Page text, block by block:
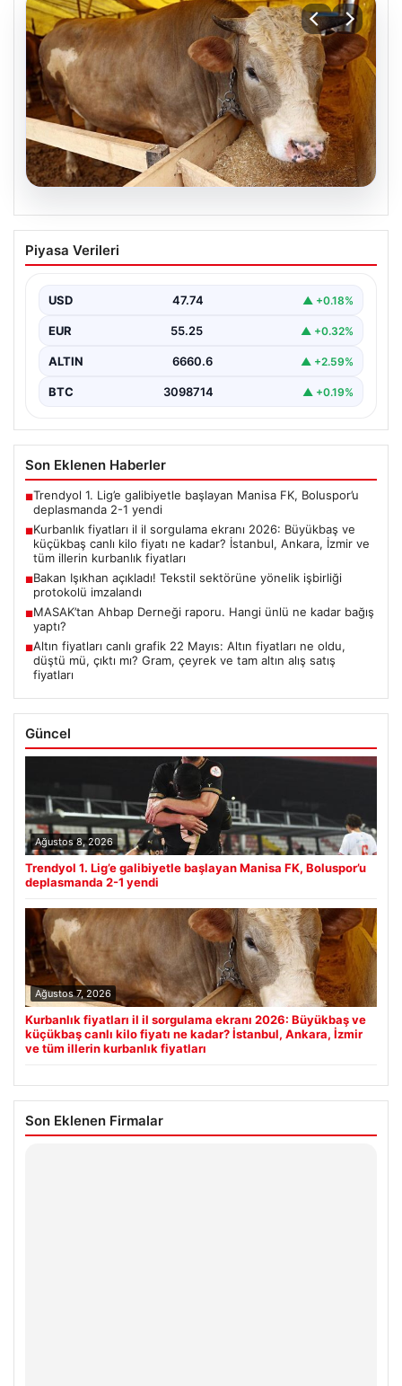
07.08.2026
Kurbanlık fiyatları il il sorgulama ekranı
2026: Büyükbaş ve küçükbaş canlı kilo
ve tüm illerin kurbanlık fiyatları
Piyasa Verileri
USD 47.74 ▲ +0.18%
EUR 55.25 ▲ +0.32%
ALTIN 6660.6 ▲ +2.59%
BTC 3098714 ▲ +0.19%
Son Eklenen Haberler
■Trendyol 1. Lig’e galibiyetle başlayan Manisa FK, Boluspor’u
deplasmanda 2-1 yendi
■Kurbanlık fiyatları il il sorgulama ekranı 2026: Büyükbaş ve
küçükbaş canlı kilo fiyatı ne kadar? İstanbul, Ankara, İzmir ve
tüm illerin kurbanlık fiyatları
■Bakan Işıkhan açıkladı! Tekstil sektörüne yönelik işbirliği
protokolü imzalandı
■MASAK’tan Ahbap Derneği raporu. Hangi ünlü ne kadar bağış
yaptı?
■Altın fiyatları canlı grafik 22 Mayıs: Altın fiyatları ne oldu,
düştü mü, çıktı mı? Gram, çeyrek ve tam altın alış satış
fiyatları
Güncel
Ağustos 8, 2026
Trendyol 1. Lig’e galibiyetle başlayan Manisa FK, Boluspor’u
deplasmanda 2-1 yendi
Ağustos 7, 2026
Kurbanlık fiyatları il il sorgulama ekranı 2026: Büyükbaş ve
küçükbaş canlı kilo fiyatı ne kadar? İstanbul, Ankara, İzmir
ve tüm illerin kurbanlık fiyatları
Son Eklenen Firmalar